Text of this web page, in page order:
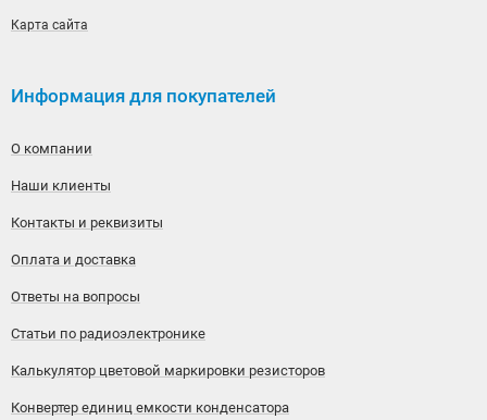
Карта сайта
Информация для покупателей
О компании
Наши клиенты
Контакты и реквизиты
Оплата и доставка
Ответы на вопросы
Статьи по радиоэлектронике
Калькулятор цветовой маркировки резисторов
Конвертер единиц емкости конденсатора